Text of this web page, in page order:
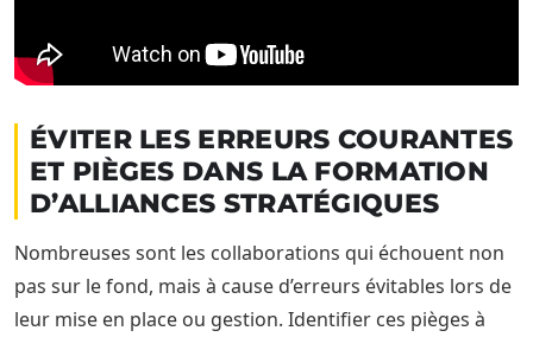
ÉVITER LES ERREURS COURANTES
ET PIÈGES DANS LA FORMATION
D’ALLIANCES STRATÉGIQUES
Nombreuses sont les collaborations qui échouent non
pas sur le fond, mais à cause d’erreurs évitables lors de
leur mise en place ou gestion. Identifier ces pièges à